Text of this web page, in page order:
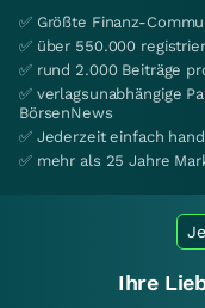
✅ Größte Finanz-
✅ über 550.000
✅ rund 2.000 Beiträge
✅ verlagsunabhängige
BörsenNews
✅ Jederzeit einfach
✅ mehr als 25 Jahre
Ihre